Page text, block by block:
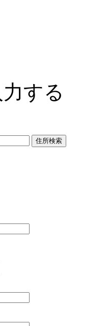
する
住所検索